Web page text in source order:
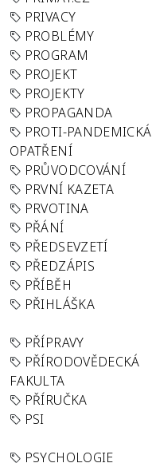
PRIVACY
PROBLÉMY
PROGRAM
PROJEKT
PROJEKTY
PROPAGANDA
PROTI-PANDEMICKÁ
OPATŘENÍ
PRŮVODCOVÁNÍ
PRVNÍ KAZETA
PRVOTINA
PŘÁNÍ
PŘEDSEVZETÍ
PŘEDZÁPIS
PŘÍBĚH
PŘIHLÁŠKA
PŘÍPRAVY
PŘÍRODOVĚDECKÁ
FAKULTA
PŘÍRUČKA
PSI
PSYCHOLOGIE